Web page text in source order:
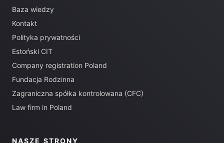
Baza wiedzy
Kontakt
Polityka prywatności
Estoński CIT
Company registration Poland
Fundacja Rodzinna
Zagraniczna spółka kontrolowana (CFC)
Law firm in Poland
NASZE STRONY